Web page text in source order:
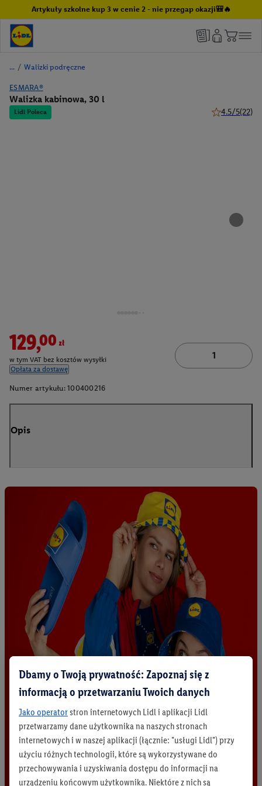
Artykuły szkolne kup 3 w cenie 2 - nie przegap okazji🎒🔥
/ Walizki podręczne
ESMARA®
Walizka kabinowa, 30 l
Lidl Poleca 4.5/5(22)
129,00zł
w tym VAT bez kosztów wysyłki
Opłata za dostawę
Numer artykułu: 100400216
Opis
Dbamy o Twoją prywatność: Zapoznaj się z
informacją o przetwarzaniu Twoich danych
Jako operatorstron internetowych Lidl i aplikacji Lidl
przetwarzamy dane użytkownika na naszych stronach
internetowych i w naszej aplikacji (łącznie: "usługi Lidl") przy
użyciu różnych technologii, które są wykorzystywane do
przechowywania i uzyskiwania dostępu do informacji na
urządzeniu końcowym użytkownika. Niektóre z nich są